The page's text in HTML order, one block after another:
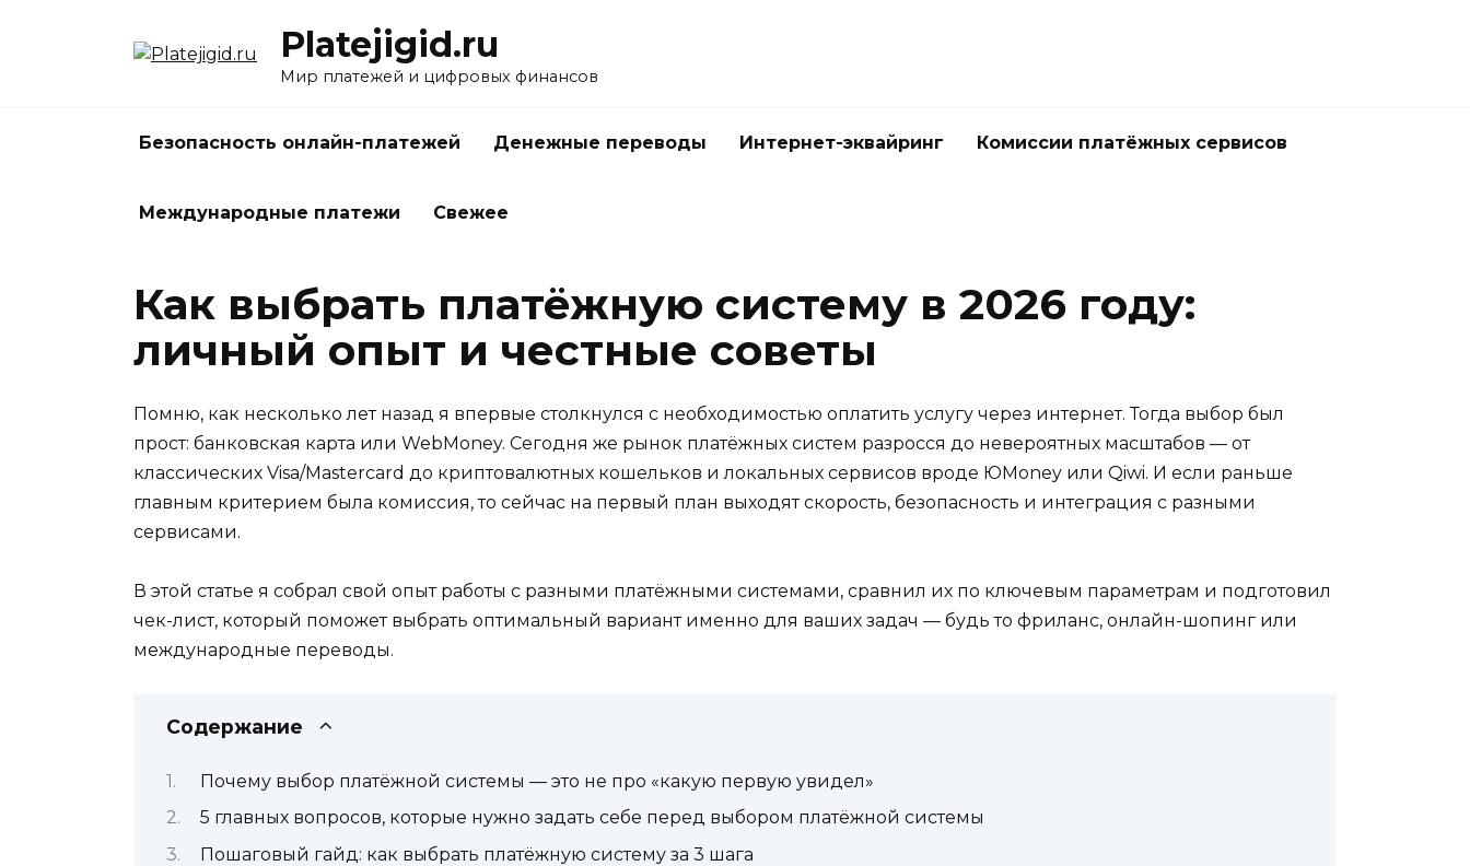
Platejigid.ru
Мир платежей и цифровых финансов
Безопасность онлайн-платежей Денежные переводы Интернет-эквайринг Комиссии платёжных сервисов
Международные платежи Свежее
Как выбрать платёжную систему в 2026 году:
личный опыт и честные советы
Помню, как несколько лет назад я впервые столкнулся с необходимостью оплатить услугу через интернет. Тогда выбор был
прост: банковская карта или WebMoney. Сегодня же рынок платёжных систем разросся до невероятных масштабов — от
классических Visa/Mastercard до криптовалютных кошельков и локальных сервисов вроде ЮMoney или Qiwi. И если раньше
главным критерием была комиссия, то сейчас на первый план выходят скорость, безопасность и интеграция с разными
сервисами.
В этой статье я собрал свой опыт работы с разными платёжными системами, сравнил их по ключевым параметрам и подготовил
чек-лист, который поможет выбрать оптимальный вариант именно для ваших задач — будь то фриланс, онлайн-шопинг или
международные переводы.
Содержание
Почему выбор платёжной системы — это не про «какую первую увидел»
5 главных вопросов, которые нужно задать себе перед выбором платёжной системы
Пошаговый гайд: как выбрать платёжную систему за 3 шага